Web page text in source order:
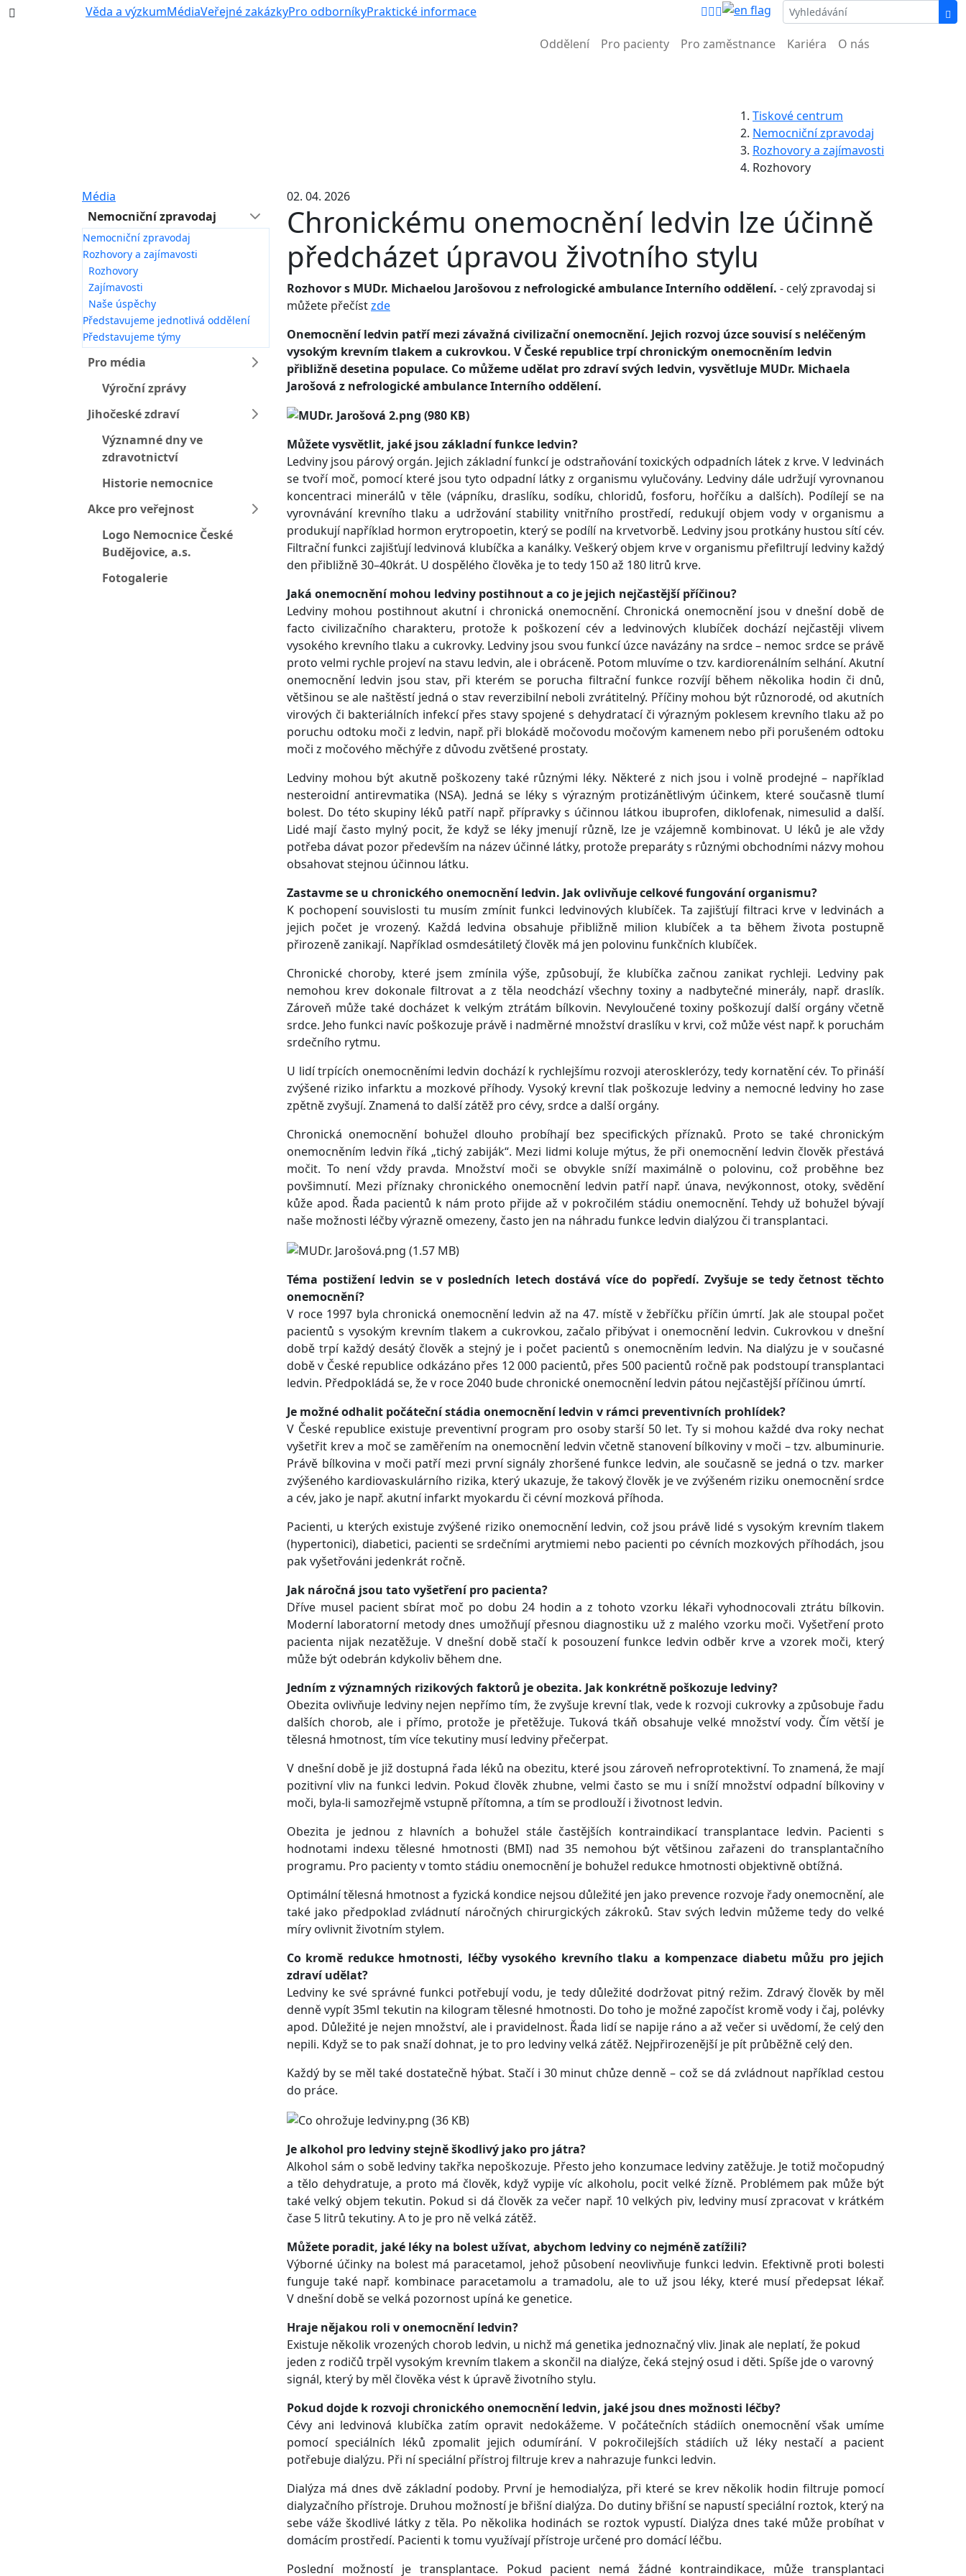
Věda a výzkumMédiaVeřejné zakázkyPro odborníkyPraktické informace
Oddělení Pro pacienty Pro zaměstnance Kariéra O nás
Tiskové centrum
Nemocniční zpravodaj
Rozhovory a zajímavosti
Rozhovory
Média
Nemocniční zpravodaj
Nemocniční zpravodaj
Rozhovory a zajímavosti
Rozhovory
Zajímavosti
Naše úspěchy
Představujeme jednotlivá oddělení
Představujeme týmy
Pro média
Výroční zprávy
Jihočeské zdraví
Významné dny ve
zdravotnictví
Historie nemocnice
Akce pro veřejnost
Logo Nemocnice České
Budějovice, a.s.
Fotogalerie
02. 04. 2026
Chronickému onemocnění ledvin lze účinně
předcházet úpravou životního stylu
Rozhovor s MUDr. Michaelou Jarošovou z nefrologické ambulance Interního oddělení. - celý zpravodaj si
můžete přečístzde
Onemocnění ledvin patří mezi závažná civilizační onemocnění. Jejich rozvoj úzce souvisí s neléčeným
vysokým krevním tlakem a cukrovkou. V České republice trpí chronickým onemocněním ledvin
přibližně desetina populace. Co můžeme udělat pro zdraví svých ledvin, vysvětluje MUDr. Michaela
Jarošová z nefrologické ambulance Interního oddělení.
Můžete vysvětlit, jaké jsou základní funkce ledvin?
Ledviny jsou párový orgán. Jejich základní funkcí je odstraňování toxických odpadních látek z krve. V ledvinách
se tvoří moč, pomocí které jsou tyto odpadní látky z organismu vylučovány. Ledviny dále udržují vyrovnanou
koncentraci minerálů v těle (vápníku, draslíku, sodíku, chloridů, fosforu, hořčíku a dalších). Podílejí se na
vyrovnávání krevního tlaku a udržování stability vnitřního prostředí, redukují objem vody v organismu a
produkují například hormon erytropoetin, který se podílí na krvetvorbě. Ledviny jsou protkány hustou sítí cév.
Filtrační funkci zajišťují ledvinová klubíčka a kanálky. Veškerý objem krve v organismu přefiltrují ledviny každý
den přibližně 30–40krát. U dospělého člověka je to tedy 150 až 180 litrů krve.
Jaká onemocnění mohou ledviny postihnout a co je jejich nejčastější příčinou?
Ledviny mohou postihnout akutní i chronická onemocnění. Chronická onemocnění jsou v dnešní době de
facto civilizačního charakteru, protože k poškození cév a ledvinových klubíček dochází nejčastěji vlivem
vysokého krevního tlaku a cukrovky. Ledviny jsou svou funkcí úzce navázány na srdce – nemoc srdce se právě
proto velmi rychle projeví na stavu ledvin, ale i obráceně. Potom mluvíme o tzv. kardiorenálním selhání. Akutní
onemocnění ledvin jsou stav, při kterém se porucha filtrační funkce rozvíjí během několika hodin či dnů,
většinou se ale naštěstí jedná o stav reverzibilní neboli zvrátitelný. Příčiny mohou být různorodé, od akutních
virových či bakteriálních infekcí přes stavy spojené s dehydratací či výrazným poklesem krevního tlaku až po
poruchu odtoku moči z ledvin, např. při blokádě močovodu močovým kamenem nebo při porušeném odtoku
moči z močového měchýře z důvodu zvětšené prostaty.
Ledviny mohou být akutně poškozeny také různými léky. Některé z nich jsou i volně prodejné – například
nesteroidní antirevmatika (NSA). Jedná se léky s výrazným protizánětlivým účinkem, které současně tlumí
bolest. Do této skupiny léků patří např. přípravky s účinnou látkou ibuprofen, diklofenak, nimesulid a další.
Lidé mají často mylný pocit, že když se léky jmenují různě, lze je vzájemně kombinovat. U léků je ale vždy
potřeba dávat pozor především na název účinné látky, protože preparáty s různými obchodními názvy mohou
obsahovat stejnou účinnou látku.
Zastavme se u chronického onemocnění ledvin. Jak ovlivňuje celkové fungování organismu?
K pochopení souvislosti tu musím zmínit funkci ledvinových klubíček. Ta zajišťují filtraci krve v ledvinách a
jejich počet je vrozený. Každá ledvina obsahuje přibližně milion klubíček a ta během života postupně
přirozeně zanikají. Například osmdesátiletý člověk má jen polovinu funkčních klubíček.
Chronické choroby, které jsem zmínila výše, způsobují, že klubíčka začnou zanikat rychleji. Ledviny pak
nemohou krev dokonale filtrovat a z těla neodchází všechny toxiny a nadbytečné minerály, např. draslík.
Zároveň může také docházet k velkým ztrátám bílkovin. Nevyloučené toxiny poškozují další orgány včetně
srdce. Jeho funkci navíc poškozuje právě i nadměrné množství draslíku v krvi, což může vést např. k poruchám
srdečního rytmu.
U lidí trpících onemocněními ledvin dochází k rychlejšímu rozvoji aterosklerózy, tedy kornatění cév. To přináší
zvýšené riziko infarktu a mozkové příhody. Vysoký krevní tlak poškozuje ledviny a nemocné ledviny ho zase
zpětně zvyšují. Znamená to další zátěž pro cévy, srdce a další orgány.
Chronická onemocnění bohužel dlouho probíhají bez specifických příznaků. Proto se také chronickým
onemocněním ledvin říká „tichý zabiják“. Mezi lidmi koluje mýtus, že při onemocnění ledvin člověk přestává
močit. To není vždy pravda. Množství moči se obvykle sníží maximálně o polovinu, což proběhne bez
povšimnutí. Mezi příznaky chronického onemocnění ledvin patří např. únava, nevýkonnost, otoky, svědění
kůže apod. Řada pacientů k nám proto přijde až v pokročilém stádiu onemocnění. Tehdy už bohužel bývají
naše možnosti léčby výrazně omezeny, často jen na náhradu funkce ledvin dialýzou či transplantaci.
Téma postižení ledvin se v posledních letech dostává více do popředí. Zvyšuje se tedy četnost těchto
onemocnění?
V roce 1997 byla chronická onemocnění ledvin až na 47. místě v žebříčku příčin úmrtí. Jak ale stoupal počet
pacientů s vysokým krevním tlakem a cukrovkou, začalo přibývat i onemocnění ledvin. Cukrovkou v dnešní
době trpí každý desátý člověk a stejný je i počet pacientů s onemocněním ledvin. Na dialýzu je v současné
době v České republice odkázáno přes 12 000 pacientů, přes 500 pacientů ročně pak podstoupí transplantaci
ledvin. Předpokládá se, že v roce 2040 bude chronické onemocnění ledvin pátou nejčastější příčinou úmrtí.
Je možné odhalit počáteční stádia onemocnění ledvin v rámci preventivních prohlídek?
V České republice existuje preventivní program pro osoby starší 50 let. Ty si mohou každé dva roky nechat
vyšetřit krev a moč se zaměřením na onemocnění ledvin včetně stanovení bílkoviny v moči – tzv. albuminurie.
Právě bílkovina v moči patří mezi první signály zhoršené funkce ledvin, ale současně se jedná o tzv. marker
zvýšeného kardiovaskulárního rizika, který ukazuje, že takový člověk je ve zvýšeném riziku onemocnění srdce
a cév, jako je např. akutní infarkt myokardu či cévní mozková příhoda.
Pacienti, u kterých existuje zvýšené riziko onemocnění ledvin, což jsou právě lidé s vysokým krevním tlakem
(hypertonici), diabetici, pacienti se srdečními arytmiemi nebo pacienti po cévních mozkových příhodách, jsou
pak vyšetřováni jedenkrát ročně.
Jak náročná jsou tato vyšetření pro pacienta?
Dříve musel pacient sbírat moč po dobu 24 hodin a z tohoto vzorku lékaři vyhodnocovali ztrátu bílkovin.
Moderní laboratorní metody dnes umožňují přesnou diagnostiku už z malého vzorku moči. Vyšetření proto
pacienta nijak nezatěžuje. V dnešní době stačí k posouzení funkce ledvin odběr krve a vzorek moči, který
může být odebrán kdykoliv během dne.
Jedním z významných rizikových faktorů je obezita. Jak konkrétně poškozuje ledviny?
Obezita ovlivňuje ledviny nejen nepřímo tím, že zvyšuje krevní tlak, vede k rozvoji cukrovky a způsobuje řadu
dalších chorob, ale i přímo, protože je přetěžuje. Tuková tkáň obsahuje velké množství vody. Čím větší je
tělesná hmotnost, tím více tekutiny musí ledviny přečerpat.
V dnešní době je již dostupná řada léků na obezitu, které jsou zároveň nefroprotektivní. To znamená, že mají
pozitivní vliv na funkci ledvin. Pokud člověk zhubne, velmi často se mu i sníží množství odpadní bílkoviny v
moči, byla-li samozřejmě vstupně přítomna, a tím se prodlouží i životnost ledvin.
Obezita je jednou z hlavních a bohužel stále častějších kontraindikací transplantace ledvin. Pacienti s
hodnotami indexu tělesné hmotnosti (BMI) nad 35 nemohou být většinou zařazeni do transplantačního
programu. Pro pacienty v tomto stádiu onemocnění je bohužel redukce hmotnosti objektivně obtížná.
Optimální tělesná hmotnost a fyzická kondice nejsou důležité jen jako prevence rozvoje řady onemocnění, ale
také jako předpoklad zvládnutí náročných chirurgických zákroků. Stav svých ledvin můžeme tedy do velké
míry ovlivnit životním stylem.
Co kromě redukce hmotnosti, léčby vysokého krevního tlaku a kompenzace diabetu můžu pro jejich
zdraví udělat?
Ledviny ke své správné funkci potřebují vodu, je tedy důležité dodržovat pitný režim. Zdravý člověk by měl
denně vypít 35ml tekutin na kilogram tělesné hmotnosti. Do toho je možné započíst kromě vody i čaj, polévky
apod. Důležité je nejen množství, ale i pravidelnost. Řada lidí se napije ráno a až večer si uvědomí, že celý den
nepili. Když se to pak snaží dohnat, je to pro ledviny velká zátěž. Nejpřirozenější je pít průběžně celý den.
Každý by se měl také dostatečně hýbat. Stačí i 30 minut chůze denně – což se dá zvládnout například cestou
do práce.
Je alkohol pro ledviny stejně škodlivý jako pro játra?
Alkohol sám o sobě ledviny takřka nepoškozuje. Přesto jeho konzumace ledviny zatěžuje. Je totiž močopudný
a tělo dehydratuje, a proto má člověk, když vypije víc alkoholu, pocit velké žízně. Problémem pak může být
také velký objem tekutin. Pokud si dá člověk za večer např. 10 velkých piv, ledviny musí zpracovat v krátkém
čase 5 litrů tekutiny. A to je pro ně velká zátěž.
Můžete poradit, jaké léky na bolest užívat, abychom ledviny co nejméně zatížili?
Výborné účinky na bolest má paracetamol, jehož působení neovlivňuje funkci ledvin. Efektivně proti bolesti
funguje také např. kombinace paracetamolu a tramadolu, ale to už jsou léky, které musí předepsat lékař.
V dnešní době se velká pozornost upíná ke genetice.
Hraje nějakou roli v onemocnění ledvin?
Existuje několik vrozených chorob ledvin, u nichž má genetika jednoznačný vliv. Jinak ale neplatí, že pokud
jeden z rodičů trpěl vysokým krevním tlakem a skončil na dialýze, čeká stejný osud i děti. Spíše jde o varovný
signál, který by měl člověka vést k úpravě životního stylu.
Pokud dojde k rozvoji chronického onemocnění ledvin, jaké jsou dnes možnosti léčby?
Cévy ani ledvinová klubíčka zatím opravit nedokážeme. V počátečních stádiích onemocnění však umíme
pomocí speciálních léků zpomalit jejich odumírání. V pokročilejších stádiích už léky nestačí a pacient
potřebuje dialýzu. Při ní speciální přístroj filtruje krev a nahrazuje funkci ledvin.
Dialýza má dnes dvě základní podoby. První je hemodialýza, při které se krev několik hodin filtruje pomocí
dialyzačního přístroje. Druhou možností je břišní dialýza. Do dutiny břišní se napustí speciální roztok, který na
sebe váže škodlivé látky z těla. Po několika hodinách se roztok vypustí. Dialýza dnes také může probíhat v
domácím prostředí. Pacienti k tomu využívají přístroje určené pro domácí léčbu.
Poslední možností je transplantace. Pokud pacient nemá žádné kontraindikace, může transplantaci